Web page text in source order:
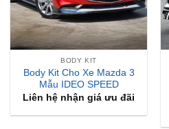
BODY KIT
Body Kit Cho Xe Mazda 3
Mẫu IDEO SPEED
Liên hệ nhận giá ưu đãi